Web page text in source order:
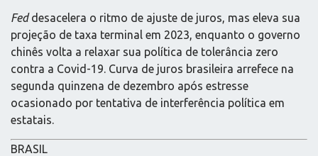
Feddesacelera o ritmo de ajuste de juros, mas eleva sua
projeção de taxa terminal em 2023, enquanto o governo
chinês volta a relaxar sua política de tolerância zero
contra a Covid-19. Curva de juros brasileira arrefece na
segunda quinzena de dezembro após estresse
ocasionado por tentativa de interferência política em
estatais.
BRASIL